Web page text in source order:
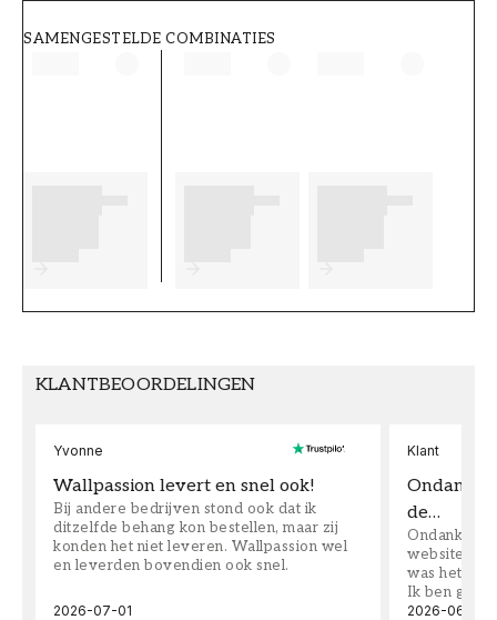
SAMENGESTELDE COMBINATIES
KLANTBEOORDELINGEN
Yvonne
Wallpassion levert en snel ook!
Bij andere bedrijven stond ook dat ik
ditzelfde behang kon bestellen, maar zij
konden het niet leveren. Wallpassion wel
en leverden bovendien ook snel.
2026-07-01
Klant
Ondanks
de…
Ondanks
website
was het
Ik ben
2026-06-08